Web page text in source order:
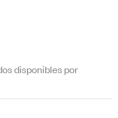
disponibles por